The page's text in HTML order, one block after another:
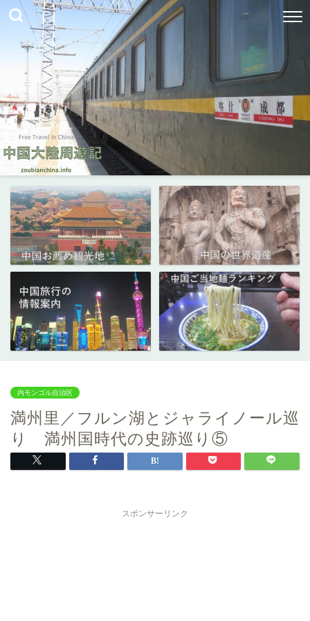
内モンゴル自治区
満州里／フルン湖とジャライノール巡
り 満州国時代の史跡巡り⑤
スポンサーリンク